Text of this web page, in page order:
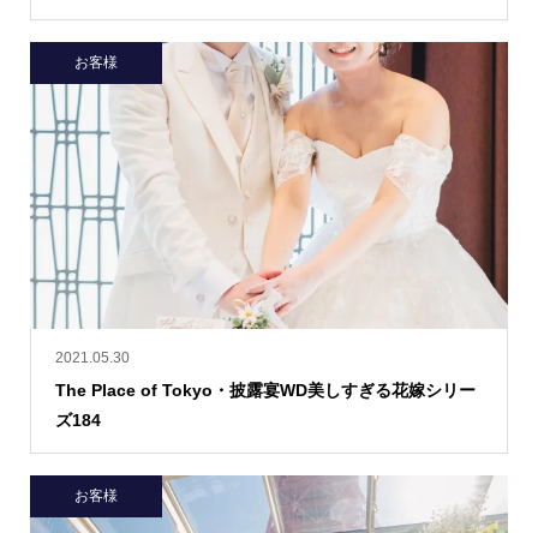
2021.05.30
The Place of Tokyo・披露宴WD美しすぎる花嫁シリー
ズ184
お客様
お客様